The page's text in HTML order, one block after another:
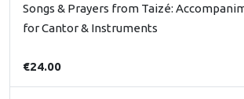
Songs & Prayers from Taizé:
for Cantor & Instruments
€24.00